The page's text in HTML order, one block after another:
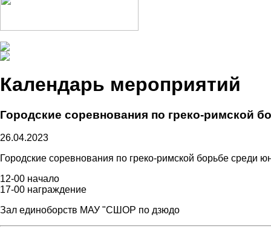
Календарь мероприятий
Городские соревнования по греко-римской
26.04.2023
Городские соревнования по греко-римской борьбе среди
12-00 начало
17-00 награждение
Зал единоборств МАУ "СШОР по дзюдо